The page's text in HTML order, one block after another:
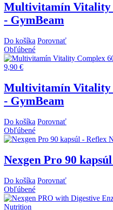
Multivitamín Vitality
- GymBeam
Do košíka Porovnať
Obľúbené
9,90 €
Multivitamín Vitality
- GymBeam
Do košíka Porovnať
Obľúbené
Nexgen Pro 90
Do košíka Porovnať
Obľúbené